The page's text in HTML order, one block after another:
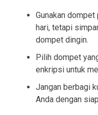
Gunakan
hari, tetapi
dompet dingin.
Pilih dompet
enkripsi untuk
Jangan berbagi
Anda dengan